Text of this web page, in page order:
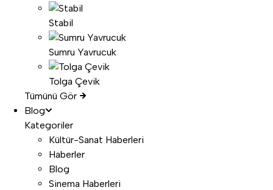
Stabil
Sumru Yavrucuk
Tolga Çevik
Tümünü Gör
Blog
Kategoriler
Kültür-Sanat Haberleri
Haberler
Blog
Sinema Haberleri